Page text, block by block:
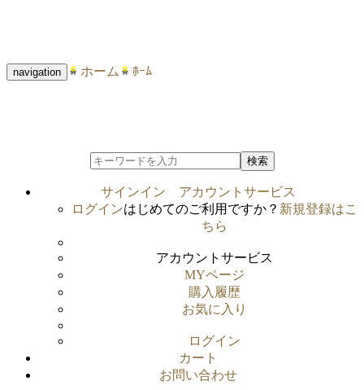
navigation ホーム ﾎｰﾑ
検索
サインイン
アカウントサービス
ログインはじめてのご利用ですか？ 新規登録はこ
ちら
アカウントサービス
MYページ
購入履歴
お気に入り
ログイン
カート
お問い合わせ